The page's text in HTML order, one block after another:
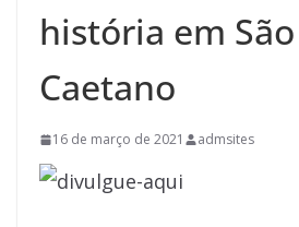
história em São
Caetano
16 de março de 2021 admsites